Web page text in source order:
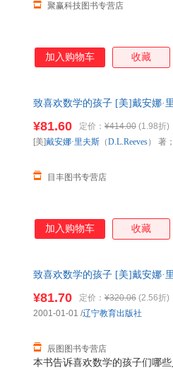
聚赢科技图书专营店
加入购物车 收藏
致喜欢数学的孩子 [美]戴安娜·
¥81.60 定价： ¥414.00 (1.98折)
目丰图书专营店
[美]戴安娜·里夫斯 （D.L.Reeves） 著
加入购物车 收藏
致喜欢数学的孩子 [美]戴安娜·
本书告诉喜欢数学的孩子们哪
¥81.70 定价： ¥320.06 (2.56折)
辰图图书专营店
2001-01-01 /辽宁教育出版社